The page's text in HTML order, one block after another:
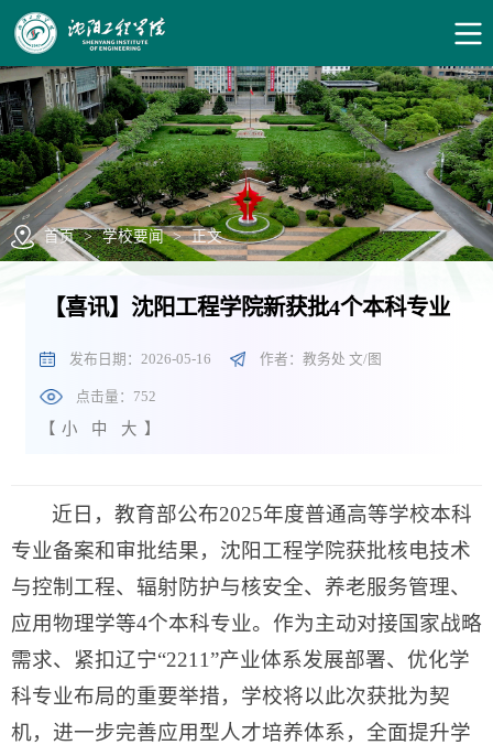
首页 > 学校要闻 > 正文
【喜讯】沈阳工程学院新获批4个本科专业
发布日期：2026-05-16 作者：教务处 文/图
点击量： 752
【 小 中 大 】
近日，教育部公布2025年度普通高等学校本科
专业备案和审批结果，沈阳工程学院获批核电技术
与控制工程、辐射防护与核安全、养老服务管理、
应用物理学等4个本科专业。作为主动对接国家战略
需求、紧扣辽宁“2211”产业体系发展部署、优化学
科专业布局的重要举措，学校将以此次获批为契
机，进一步完善应用型人才培养体系，全面提升学